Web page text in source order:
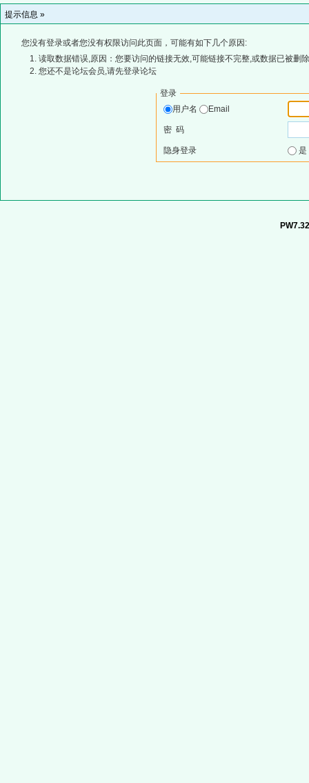
提示信息 »
您没有登录或者您没有权限访问此页面，可能有如下几个原因:
读取数据错误,原因：您要访问的链接无效,可能链接不完整,或数据已被删
您还不是论坛会员,请先登录论坛
登录
用户名
Email
密 码
隐身登录